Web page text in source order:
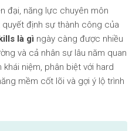
đại, năng lực chuyên môn
định sự thành công của
là gì ngày càng được nhiều
và cả nhân sự lâu năm quan
niệm, phân biệt với hard
mềm cốt lõi và gợi ý lộ trình